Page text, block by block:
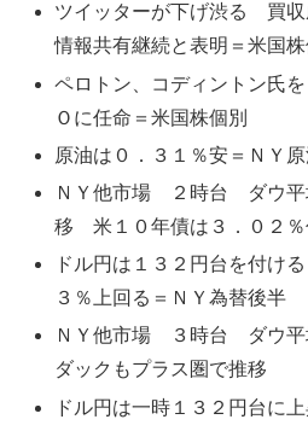
ツイッターが下げ渋る 買収
情報共有継続と表明＝米国株
ペロトン、コディントン氏
Ｏに任命＝米国株個別
原油は０．３１％安＝ＮＹ
ＮＹ他市場 ２時台 ダウ平
移 米１０年債は３．０２％
ドル円は１３２円台を付け
３％上回る＝ＮＹ為替後半
ＮＹ他市場 ３時台 ダウ
ダックもプラス圏で推移
ドル円は一時１３２円台に